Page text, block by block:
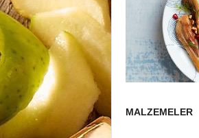
MALZEMELER